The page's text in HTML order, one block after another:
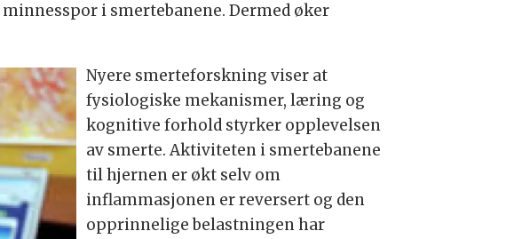
i smertebanene. Dermed øker
Nyere smerteforskning viser at
fysiologiske mekanismer, læring og
kognitive forhold styrker opplevelsen
av smerte. Aktiviteten i smertebanene
til hjernen er økt selv om
inflammasjonen er reversert og den
opprinnelige belastningen har